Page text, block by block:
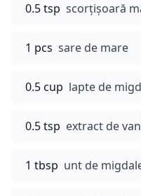
0.5 tsp scorțișoară
1 pcs sare de mare
0.5 cup lapte de
0.5 tsp extract de
1 tbsp unt de